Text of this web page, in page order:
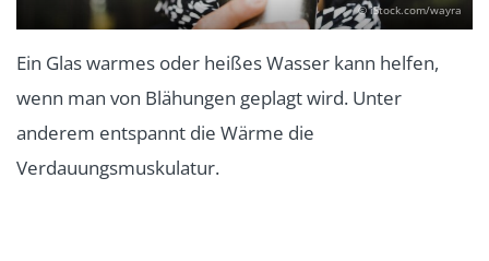
© iStock.com/wayra
Ein Glas warmes oder heißes Wasser kann helfen,
wenn man von Blähungen geplagt wird. Unter
anderem entspannt die Wärme die
Verdauungsmuskulatur.